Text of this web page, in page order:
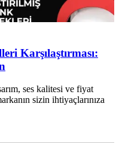
Karşılaştırması:
ses kalitesi ve fiyat
sizin ihtiyaçlarınıza